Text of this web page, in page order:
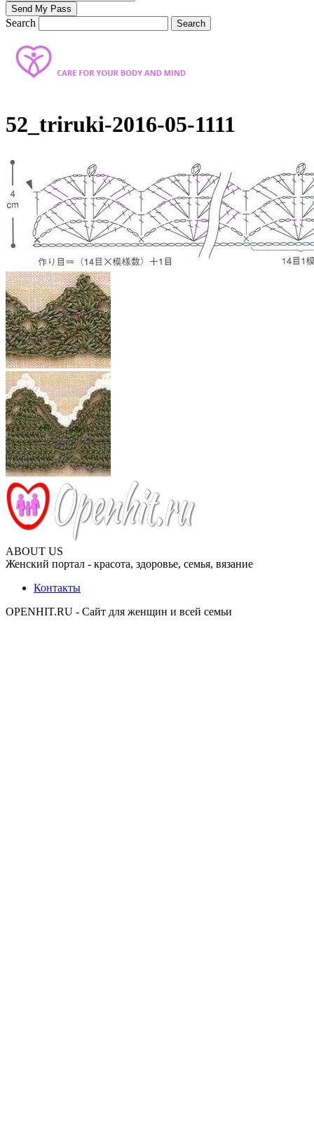
Search
52_triruki-2016-05-1111
ABOUT US
Женский портал - красота, здоровье, семья, вязание
Контакты
OPENHIT.RU - Сайт для женщин и всей семьи